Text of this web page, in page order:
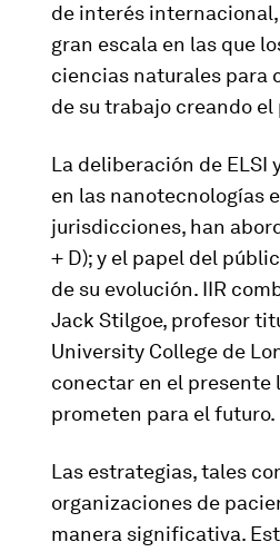
de interés
gran escala en las que
ciencias naturales para
de su trabajo creando el
La deliberación de ELSI
en las nanotecnologías
jurisdicciones, han
+ D); y el papel del
de su evolución. IIR
Jack Stilgoe, profesor
University College de
conectar en el presente
prometen para el futuro.
Las estrategias, tales
organizaciones de
manera significativa.